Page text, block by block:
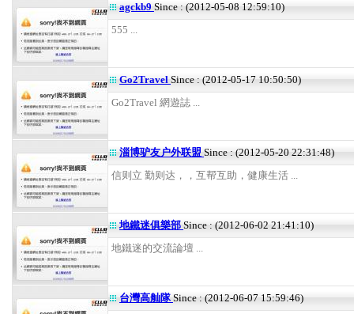
agckb9 Since : (2012-05-08 12:59:10)
555 ...
Go2Travel Since : (2012-05-17 10:50:50)
Go2Travel 網遊誌 ...
淄博驴友户外联盟 Since : (2012-05-20 22:31:48)
信则立 勤则达，，互帮互助，健康生活 ...
地鐵迷俱樂部 Since : (2012-06-02 21:41:10)
地鐵迷的交流論壇 ...
台灣高舢隊Since : (2012-06-07 15:59:46)